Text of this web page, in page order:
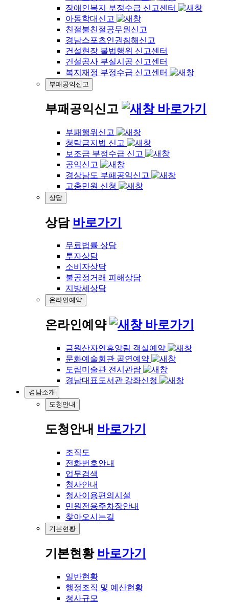
장애인복지 부정수급 신고센터
아동학대신고
친절불친절공무원신고
경남스포츠인권침해신고
건설현장 불법행위 신고센터
건설공사 부실시공 신고센터
복지재정 부정수급 신고센터
부패공익신고
부패공익신고 바로가기
부패행위신고
청탁금지법 신고
보조금 부정수급 신고
공익신고
경상남도 부패공익신고
고충민원 신청
상담
상담 바로가기
무료법률 상담
투자상담
소비자상담
불공정거래 피해상담
지방세상담
온라인예약
온라인예약 바로가기
금원산자연휴양림 객실예약
문화예술회관 공연예약
도립미술관 전시관람
경남대표도서관 강좌신청
경남소개
도청안내
도청안내 바로가기
조직도
전화번호안내
업무검색
청사안내
청사이용편의시설
민원전용주차장안내
찾아오시는길
기본현황
기본현황 바로가기
일반현황
행정조직 및 예산현황
청사규모